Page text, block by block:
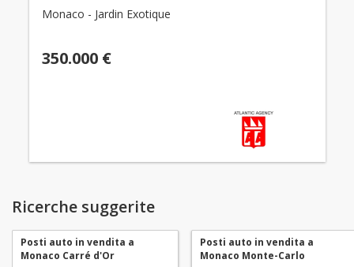
Monaco - Jardin Exotique
350.000 €
Ricerche suggerite
Posti auto in vendita a
Monaco Carré d'Or
Posti auto in vendita a
Monaco Monte-Carlo